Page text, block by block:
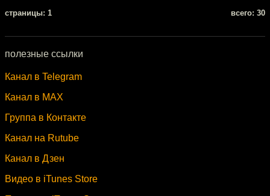
cтраницы: 1 всего: 30
полезные ссылки
Канал в Telegram
Канал в MAX
Группа в Контакте
Канал на Rutube
Канал в Дзен
Видео в iTunes Store